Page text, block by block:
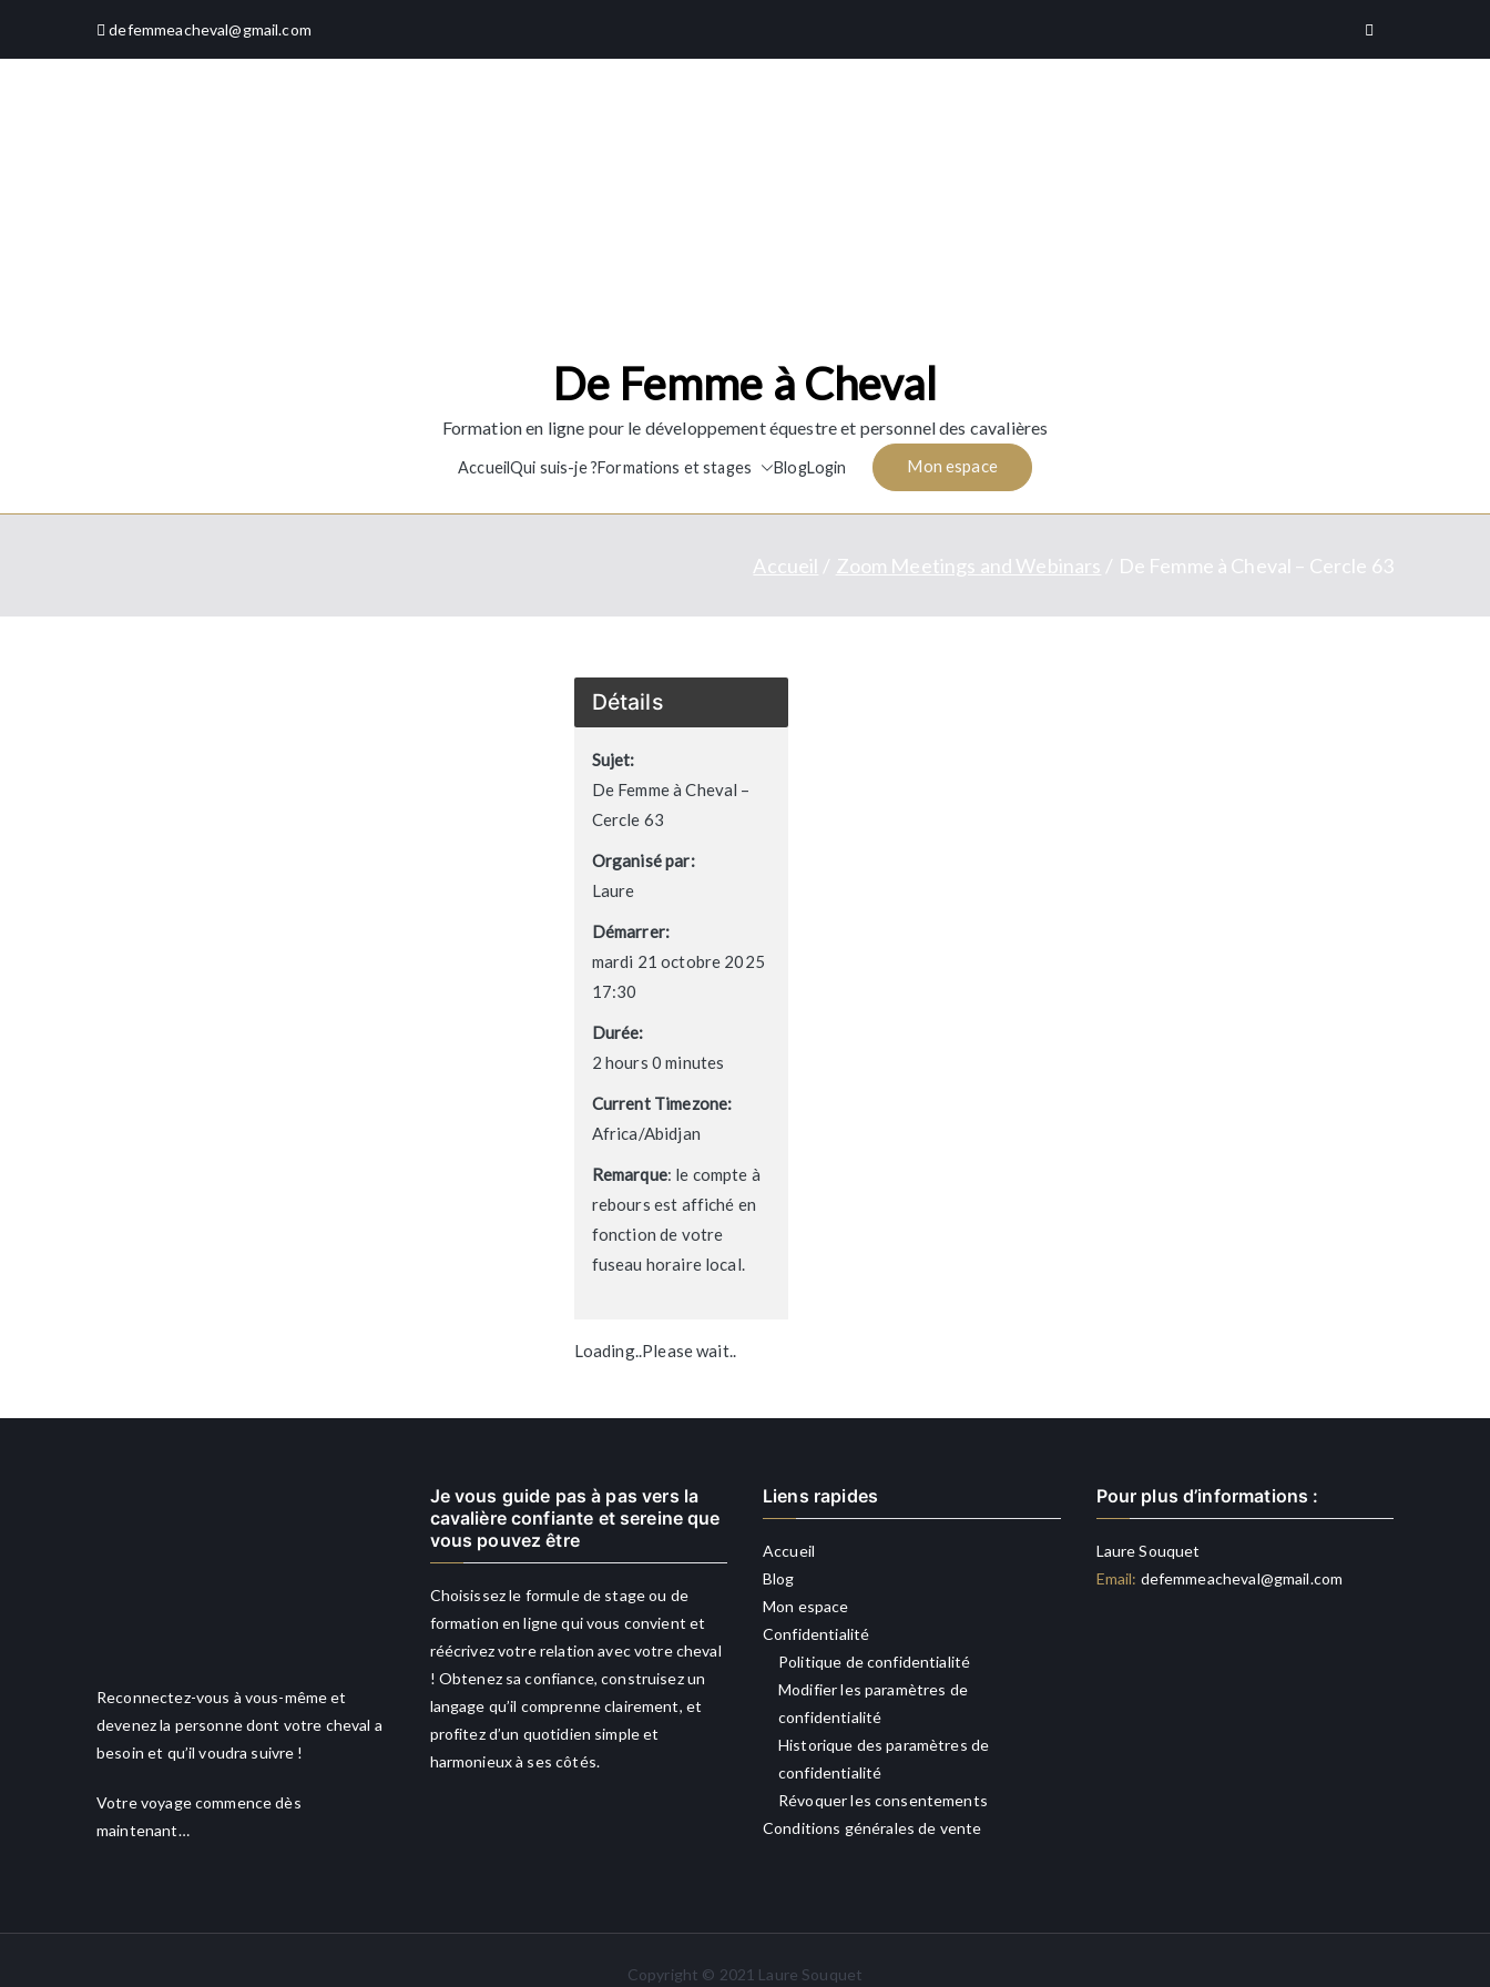
defemmeacheval@gmail.com
De Femme à Cheval
Formation en ligne pour le développement équestre et personnel des cavalières
AccueilQui suis-je ?Formations et stages BlogLogin Mon espace
Accueil Zoom Meetings and Webinars De Femme à Cheval – Cercle 63
Détails
Sujet:
De Femme à Cheval –
Cercle 63
Organisé par:
Laure
Démarrer:
mardi 21 octobre 2025
17:30
Durée:
2 hours 0 minutes
Current Timezone:
Africa/Abidjan
Remarque: le compte à
rebours est affiché en
fonction de votre
fuseau horaire local.
Loading..Please wait..
Reconnectez-vous à vous-même et
devenez la personne dont votre cheval a
besoin et qu’il voudra suivre !
Votre voyage commence dès
maintenant…
Je vous guide pas à pas vers la
cavalière confiante et sereine que
vous pouvez être
Choisissez le formule de stage ou de
formation en ligne qui vous convient et
réécrivez votre relation avec votre cheval
! Obtenez sa confiance, construisez un
langage qu’il comprenne clairement, et
profitez d’un quotidien simple et
harmonieux à ses côtés.
Liens rapides
Accueil
Blog
Mon espace
Confidentialité
Politique de confidentialité
Modifier les paramètres de
confidentialité
Historique des paramètres de
confidentialité
Révoquer les consentements
Conditions générales de vente
Pour plus d’informations :
Laure Souquet
Email: defemmeacheval@gmail.com
Copyright © 2021 Laure Souquet